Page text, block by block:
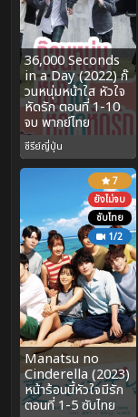
36,000 Seconds
in a Day (2022) ก๊
วนหนุ่มหน้าใส หัวใจ
หัดรัก ตอนที่ 1-10
จบ พากย์ไทย
ซีรีย์ญี่ปุ่น
7
ยังไม่จบ
ซับไทย
1/2
Manatsu no
Cinderella (2023)
หน้าร้อนนี้หัวใจมีรัก
ตอนที่ 1-5 ซับไทย